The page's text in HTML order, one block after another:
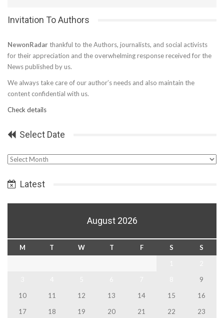
Invitation To Authors
NewonRadar thankful to the Authors, journalists, and social activists
for their appreciation and the overwhelming response received for the
News published by us.
We always take care of our author’s needs and also maintain the
content confidential with us.
Check details
Select Date
Select
Latest
August 2026
M T W T F S
S
9
10
11 12 13 14 15
16
17
18 19 20 21 22
23